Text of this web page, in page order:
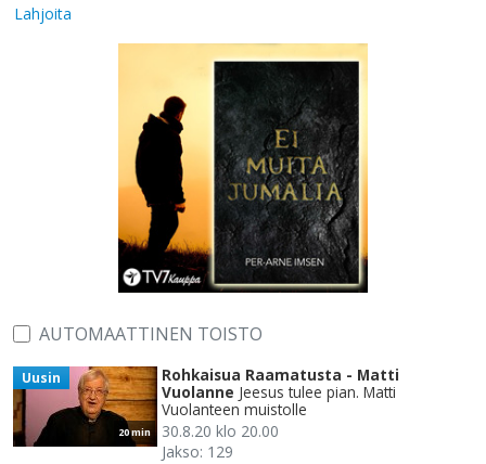
Lahjoita
AUTOMAATTINEN TOISTO
20 min
Uusin
Rohkaisua Raamatusta - Matti
Vuolanne Jeesus tulee pian. Matti
Vuolanteen muistolle
30.8.20 klo 20.00
Jakso: 129